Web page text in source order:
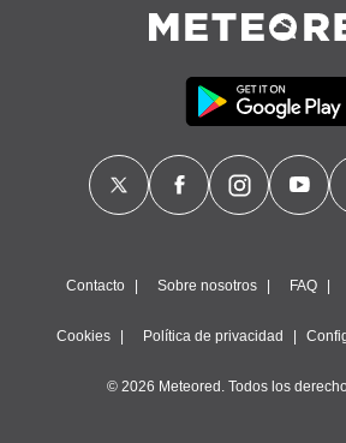
Contacto Sobre nosotros FAQ
Cookies Política de privacidad
© 2026 Meteored. Todos los